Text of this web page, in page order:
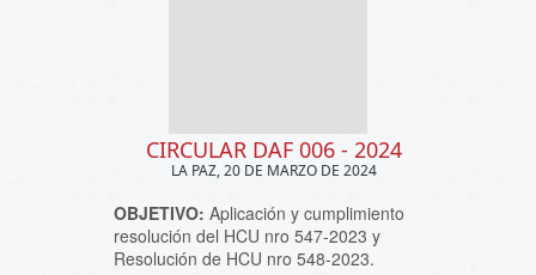
CIRCULAR DAF 006 - 2024
LA PAZ, 20 DE MARZO DE 2024
OBJETIVO: Aplicación y cumplimiento
resolución del HCU nro 547-2023 y
Resolución de HCU nro 548-2023.